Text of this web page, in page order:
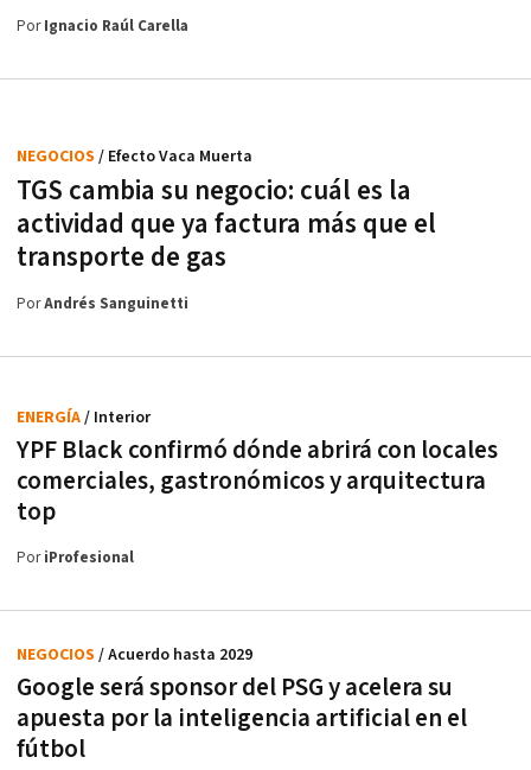
PorIgnacio Raúl Carella
TGS cambia su negocio: cuál es la
actividad que ya factura más que el
transporte de gas
NEGOCIOS / Efecto Vaca Muerta
PorAndrés Sanguinetti
YPF Black confirmó dónde abrirá con locales
comerciales, gastronómicos y arquitectura
top
ENERGÍA/ Interior
PoriProfesional
Google será sponsor del PSG y acelera su
apuesta por la inteligencia artificial en el
fútbol
NEGOCIOS / Acuerdo hasta 2029